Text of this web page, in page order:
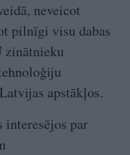
neveicot
pilnīgi visu dabas
zinātnieku
apstākļos.
interesējos par